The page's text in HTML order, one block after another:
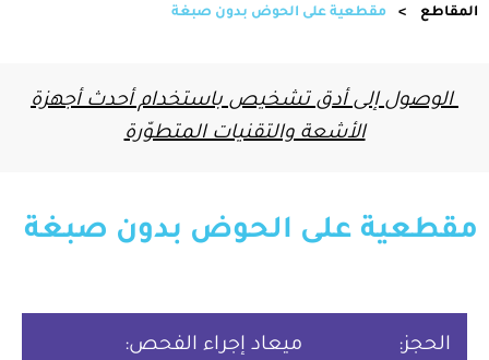
اﻟﻤﻘﺎﻃﻊ مقطعية على الحوض بدون صبغة
الوصول إلى أدق تشخيص باستخدام أحدث أجهزة
الأشعة والتقنيات المتطوّرة
مقطعية على الحوض بدون صبغة
الحجز: ميعاد إجراء الفحص: